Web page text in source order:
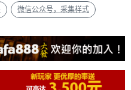
微信公众号，采集样式